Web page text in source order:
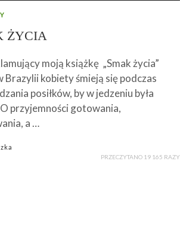
ŻYCIA
moją książkę „Smak życia”
Brazylii kobiety śmieją się podczas
posiłków, by w jedzeniu była
przyjemności gotowania,
a …
PRZECZYTANO 19 165 RAZY